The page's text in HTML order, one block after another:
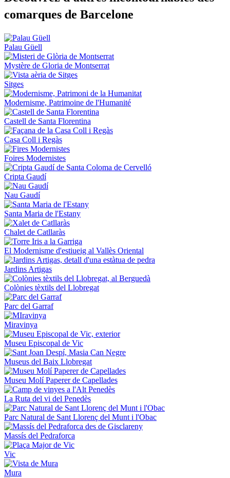
comarques de Barcelone
Palau Güell
Mystère de Gloria de Montserrat
Sitges
Modernisme, Patrimoine de l'Humanité
Castell de Santa Florentina
Casa Coll i Regàs
Foires Modernistes
Cripta Gaudí
Nau Gaudí
Santa Maria de l'Estany
Chalet de Catllaràs
El Modernisme d'estiueig al Vallès Oriental
Jardins Artigas
Colònies tèxtils del Llobregat
Parc del Garraf
Miravinya
Museu Episcopal de Vic
Museus del Baix Llobregat
Museu Molí Paperer de Capellades
La Ruta del vi del Penedès
Parc Natural de Sant Llorenç del Munt i l'Obac
Massís del Pedraforca
Vic
Mura